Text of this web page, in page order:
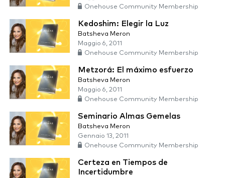
Onehouse Community Membership
Kedoshim: Elegir la Luz
Batsheva Meron
Maggio 6, 2011
Onehouse Community Membership
Metzorá: El máximo esfuerzo
Batsheva Meron
Maggio 6, 2011
Onehouse Community Membership
Seminario Almas Gemelas
Batsheva Meron
Gennaio 13, 2011
Onehouse Community Membership
Certeza en Tiempos de
Incertidumbre